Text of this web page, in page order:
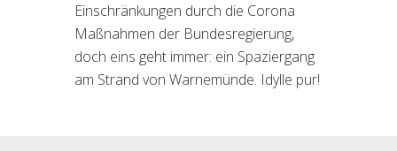
Einschränkungen durch die Corona
Maßnahmen der Bundesregierung,
doch eins geht immer: ein Spaziergang
am Strand von Warnemünde. Idylle pur!